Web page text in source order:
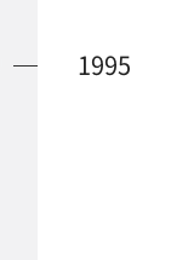
1995